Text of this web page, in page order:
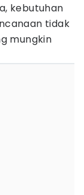
kebutuhan
tidak
mungkin